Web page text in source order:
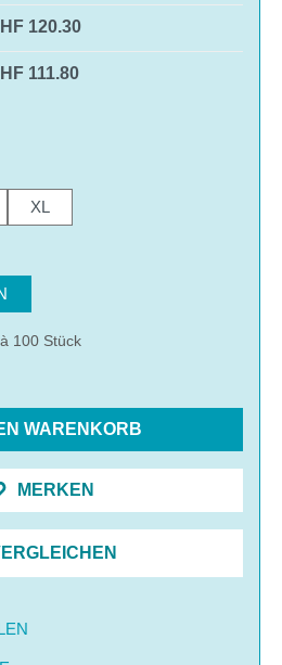
120.30
111.80
XL
100 Stück
WARENKORB
MERKEN